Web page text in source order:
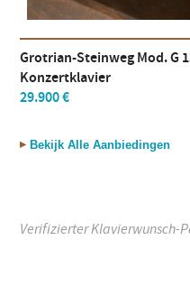
Grotrian-Steinweg Mod. G
Konzertklavier
29.900 €
Bekijk Alle Aanbiedingen
Verifizierter Klavierwunsch-